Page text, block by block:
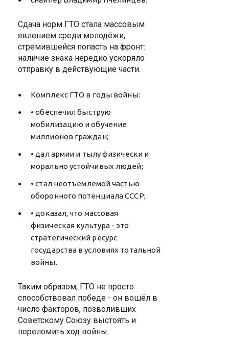
Сдача норм ГТО стала массовым
явлением среди молодёжи,
стремившейся попасть на фронт:
наличие знака нередко ускоряло
отправку в действующие части.
Комплекс ГТО в годы войны:
• обеспечил быструю
мобилизацию и обучение
миллионов граждан;
• дал армии и тылу физически и
морально устойчивых людей;
• стал неотъемлемой частью
оборонного потенциала СССР;
• доказал, что массовая
физическая культура - это
стратегический ресурс
государства в условиях тотальной
войны.
Таким образом, ГТО не просто
способствовал победе - он вошёл в
число факторов, позволивших
Советскому Союзу выстоять и
переломить ход войны.